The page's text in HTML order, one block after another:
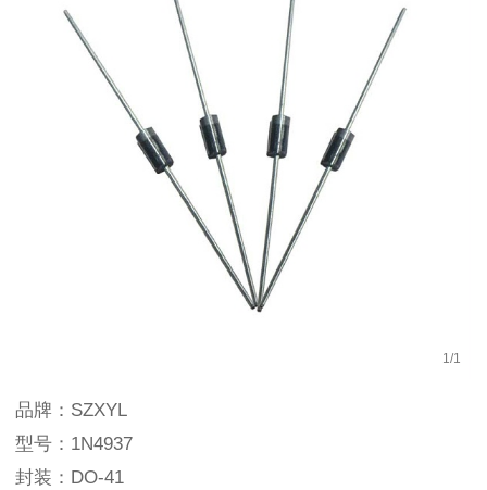
1 /1
品牌：SZXYL
型号：1N4937
封装：DO-41